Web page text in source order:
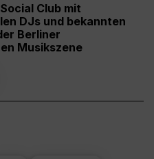
Club mit
DJs und bekannten
Berliner
Musikszene